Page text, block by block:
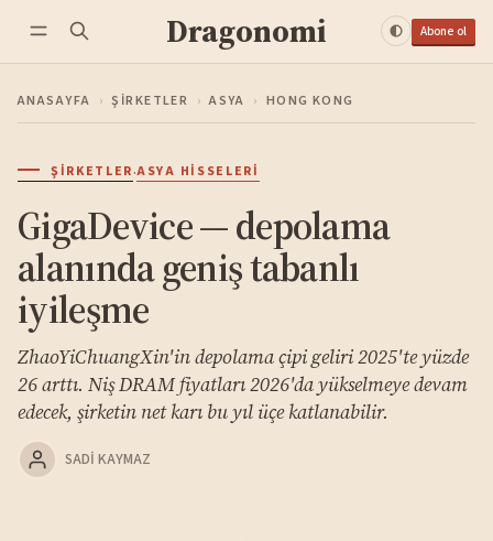
Dragonomi Abone ol
ANASAYFA › ŞIRKETLER › ASYA › HONG KONG
ŞIRKETLER·ASYA HISSELERI
GigaDevice — depolama
alanında geniş tabanlı
iyileşme
ZhaoYiChuangXin'in depolama çipi geliri 2025'te yüzde
26 arttı. Niş DRAM fiyatları 2026'da yükselmeye devam
edecek, şirketin net karı bu yıl üçe katlanabilir.
SADI KAYMAZ